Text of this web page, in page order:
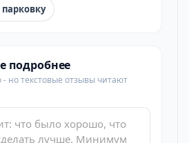
подробнее
- но текстовые отзывы читают